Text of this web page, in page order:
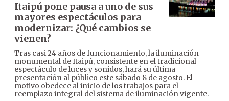
Itaipú pone pausa a uno de sus
mayores espectáculos para
modernizar: ¿Qué cambios se
vienen?
Tras casi 24 años de funcionamiento, la iluminación
monumental de Itaipú, consistente en el tradicional
espectáculo de luces y sonidos, hará su última
presentación al público este sábado 8 de agosto. El
motivo obedece al inicio de los trabajos para el
reemplazo integral del sistema de iluminación vigente.